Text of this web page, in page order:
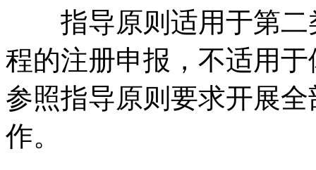
指导原则适用于第二
程的注册申报，不适用
参照指导原则要求开展
作。